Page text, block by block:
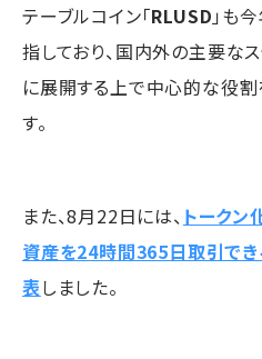
テーブルコイン「RLUSD 」も
指しており、国内外の主要な
に展開する上で中心的な役
す。
また、8月22日には、 トークン
資産を24時間365日取引で
表しました。